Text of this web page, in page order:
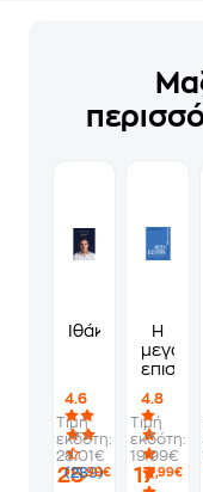
Ιθάκη
4.6
(289)
Τιμή
εκδότη:
28.01€
25,99€
Η
μεγάλη
4.8
Τιμή
εκδότη:
19.99€
17,99€